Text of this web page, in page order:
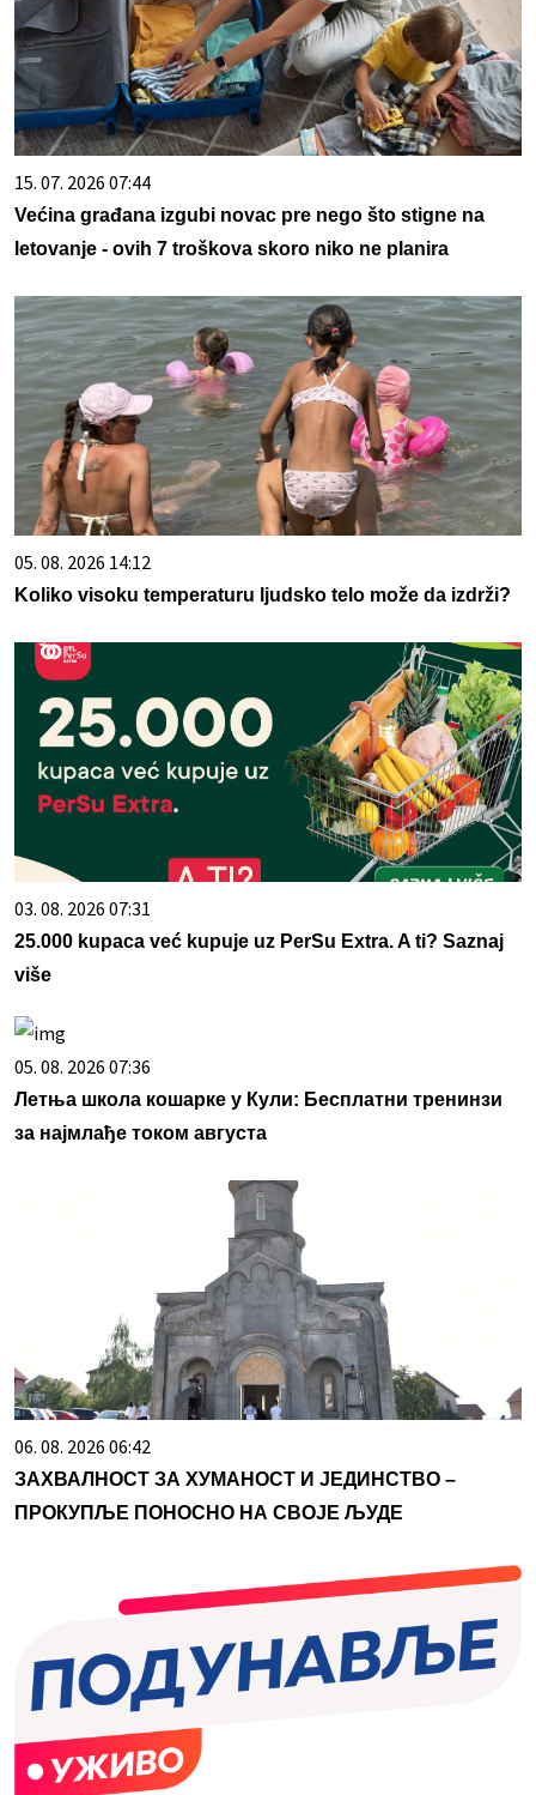
15. 07. 2026 07:44
Većina građana izgubi novac pre nego što stigne na
letovanje - ovih 7 troškova skoro niko ne planira
05. 08. 2026 14:12
Koliko visoku temperaturu ljudsko telo može da izdrži?
03. 08. 2026 07:31
25.000 kupaca već kupuje uz PerSu Extra. A ti? Saznaj
više
05. 08. 2026 07:36
Летња школа кошарке у Кули: Бесплатни тренинзи
за најмлађе током августа
06. 08. 2026 06:42
ЗАХВАЛНОСТ ЗА ХУМАНОСТ И ЈЕДИНСТВО –
ПРОКУПЉЕ ПОНОСНО НА СВОЈЕ ЉУДЕ